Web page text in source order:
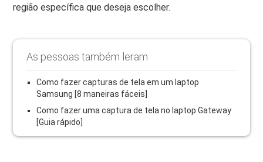
região específica que deseja escolher.
As pessoas também leram
Como fazer capturas de tela em um laptop
Samsung [8 maneiras fáceis]
Como fazer uma captura de tela no laptop Gateway
[Guia rápido]